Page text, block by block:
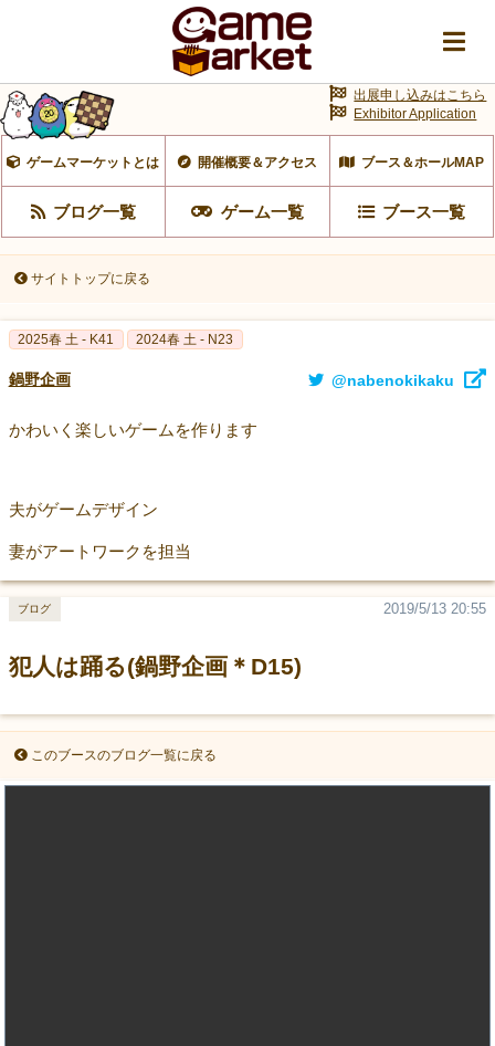
ゲームマーケットとは 開催概要＆アクセス ブース＆ホールMAP
ブログ一覧 ゲーム一覧 ブース一覧
出展申し込みはこちら
Exhibitor Application
サイトトップに戻る
2025春 土 - K41 2024春 土 - N23
鍋野企画 @nabenokikaku
かわいく楽しいゲームを作ります
夫がゲームデザイン
妻がアートワークを担当
犯人は踊る(鍋野企画＊D15)
2019/5/13 20:55
ブログ
このブースのブログ一覧に戻る